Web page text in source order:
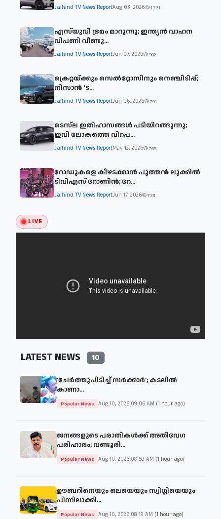
Jaihind TV News ReportAug 03, 2026 1,731
എസ്‌യുവി ഭ്രമം മാറുന്നു; ഇന്ത്യൻ വാഹന
വിപണി വീണ്ടു...
Jaihind TV News ReportJun 07, 2026 902
ക്രെറ്റയ്ക്കും സെൽറ്റോസിനും നെഞ്ചിടിപ്പ്;
നിസാൻ ‘ട...
Jaihind TV News ReportJun 06, 2026 791
ടെസ്‌ല ഇതിഹാസങ്ങൾ പടിയിറങ്ങുന്നു;
ഇവി ലോകത്തെ വിറപ...
Jaihind TV News ReportMay 12, 2026 765
റോഡുകളെ കീഴടക്കാൻ പുത്തൻ ലുക്കിൽ
ടിവിഎസ് റോണിൻ; റേ...
Jaihind TV News ReportJun 17, 2026 733
LIVE
LATEST NEWS 10
'ചേര്‍ത്തുപിടിച്ച് സര്‍ക്കാര്‍'; കടലില്‍
കാണാ...
Popular News Aug 10, 2026 09:06 AM (1 hour ago)
ജനങ്ങളുടെ പരാതികൾക്ക് അതിവേഗ
പരിഹാരം; വണ്ടൂരി...
Popular News Aug 10, 2026 08:59 AM (1 hour ago)
ഊബറിനെയും ഒലയെയും സ്വിഗ്ഗിയെയും
പിന്നിലാക്കി...
Popular News Aug 10, 2026 08:19 AM (1 hour ago)